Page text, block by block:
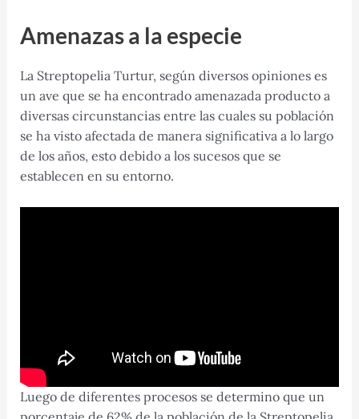
Amenazas a la especie
La Streptopelia Turtur, según diversos opiniones es
un ave que se ha encontrado amenazada producto a
diversas circunstancias entre las cuales su población
se ha visto afectada de manera significativa a lo largo
de los años, esto debido a los sucesos que se
establecen en su entorno.
Luego de diferentes procesos se determino que un